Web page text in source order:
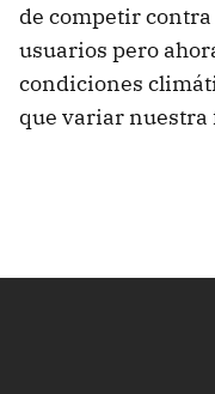
de competir
usuarios pero
condiciones
que variar nuestra